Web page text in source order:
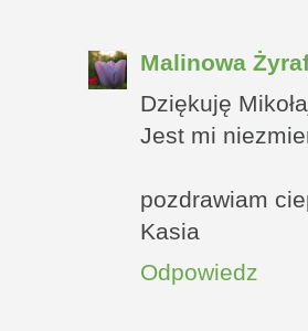
Malinowa
Dziękuję
Jest mi
pozdrawiam
Kasia
Odpowiedz